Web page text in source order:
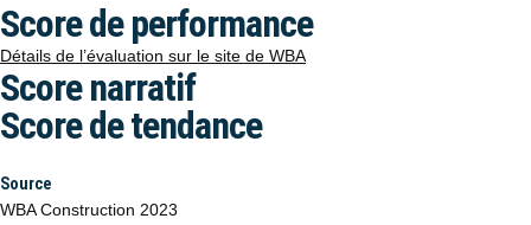
Score de performance
Détails de l’évaluation sur le site de WBA
Score narratif
Score de tendance
Source
WBA Construction 2023